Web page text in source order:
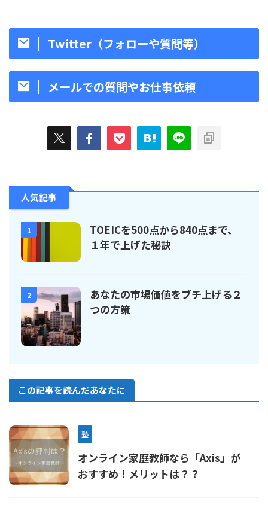
Twitter（フォローや質問等）
メールでの質問やお仕事依頼
人気記事
1
TOEICを500点から840点まで、
１年で上げた秘訣
2
あなたの市場価値をブチ上げる２
つの方策
この記事を読んだあなたに
塾
オンライン家庭教師なら「Axis」が
おすすめ！メリットは？？